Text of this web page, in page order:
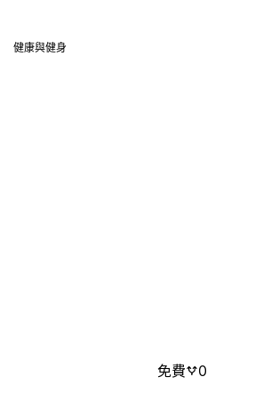
健康與健身
免費 0